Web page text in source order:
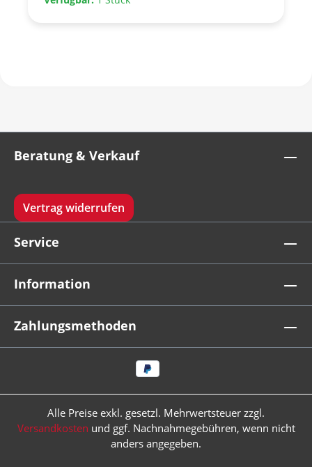
Beratung & Verkauf
Vertrag widerrufen
Service
Information
Zahlungsmethoden
Alle Preise exkl. gesetzl. Mehrwertsteuer zzgl.
Versandkosten und ggf. Nachnahmegebühren, wenn nicht
anders angegeben.